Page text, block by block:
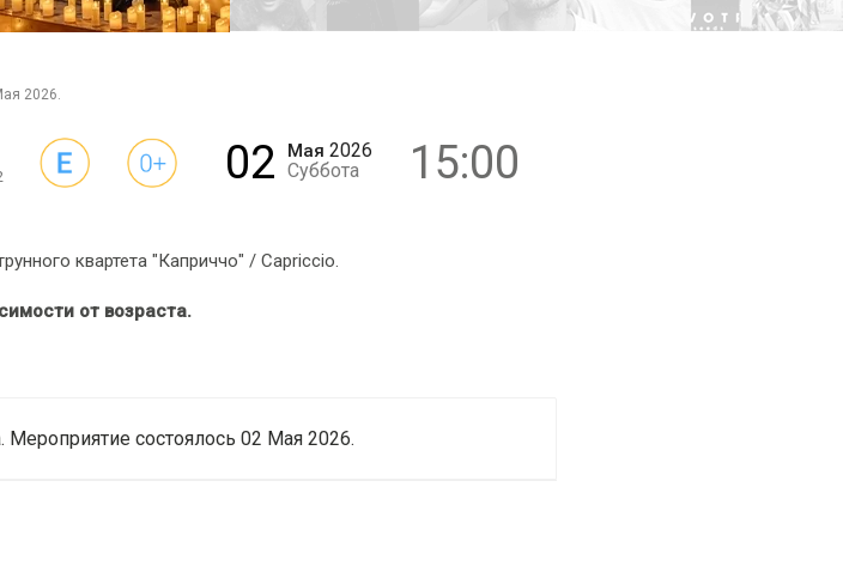
2026.
02 Мая 2026
Суббота
15:00
квартета "Каприччо" / Capriccio.
от возраста.
состоялось 02 Мая 2026.